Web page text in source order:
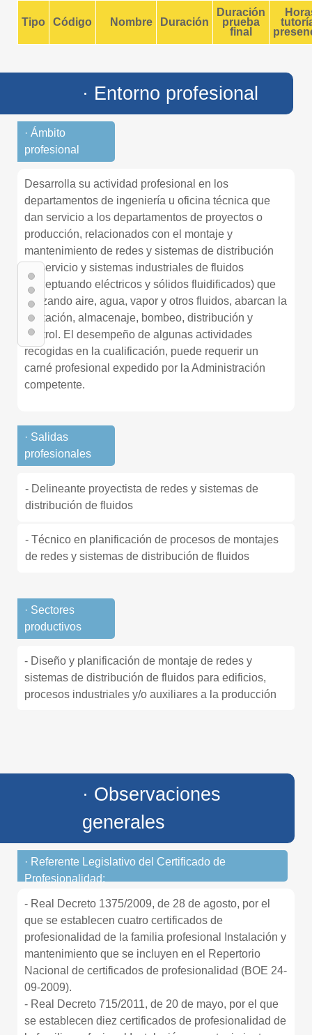
Tipo Código Nombre Duración
Duración
prueba
final
· Entorno profesional
· Ámbito
profesional
Desarrolla su actividad profesional en los
departamentos de ingeniería u oficina técnica que
dan servicio a los departamentos de proyectos o
producción, relacionados con el montaje y
mantenimiento de redes y sistemas de distribución
de servicio y sistemas industriales de fluidos
(exceptuando eléctricos y sólidos fluidificados) que
utilizando aire, agua, vapor y otros fluidos, abarcan la
captación, almacenaje, bombeo, distribución y
control. El desempeño de algunas actividades
recogidas en la cualificación, puede requerir un
carné profesional expedido por la Administración
competente.
· Salidas
profesionales
- Delineante proyectista de redes y sistemas de
distribución de fluidos
- Técnico en planificación de procesos de montajes
de redes y sistemas de distribución de fluidos
· Sectores
productivos
- Diseño y planificación de montaje de redes y
sistemas de distribución de fluidos para edificios,
procesos industriales y/o auxiliares a la producción
· Observaciones
generales
· Referente Legislativo del Certificado de
Profesionalidad:
- Real Decreto 1375/2009, de 28 de agosto, por el
que se establecen cuatro certificados de
profesionalidad de la familia profesional Instalación y
mantenimiento que se incluyen en el Repertorio
Nacional de certificados de profesionalidad (BOE 24-
09-2009).
- Real Decreto 715/2011, de 20 de mayo, por el que
se establecen diez certificados de profesionalidad de